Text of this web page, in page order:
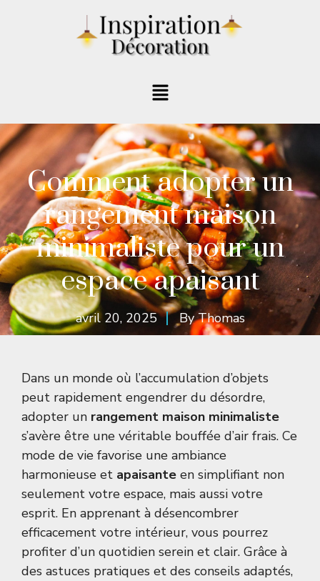
Comment adopter un
rangement maison
minimaliste pour un
espace apaisant
avril 20, 2025 ByThomas
Dans un monde où l’accumulation d’objets
peut rapidement engendrer du désordre,
adopter un rangement maison minimaliste
s’avère être une véritable bouffée d’air frais. Ce
mode de vie favorise une ambiance
harmonieuse et apaisante en simplifiant non
seulement votre espace, mais aussi votre
esprit. En apprenant à désencombrer
efficacement votre intérieur, vous pourrez
profiter d’un quotidien serein et clair. Grâce à
des astuces pratiques et des conseils adaptés,